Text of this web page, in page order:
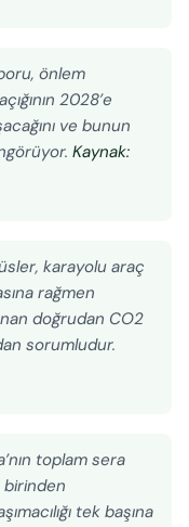
önlem
2028’e
ve bunun
Kaynak:
karayolu araç
rağmen
doğrudan CO2
sorumludur.
toplam sera
birinden
tek başına